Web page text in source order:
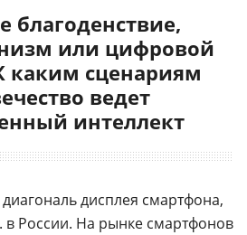
благоденствие,
или цифровой
сценариям
ведет
интеллект
дисплея смартфона,
в России. На рынке смартфонов